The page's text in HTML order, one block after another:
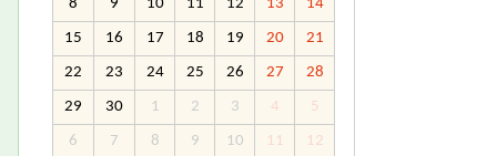
8 9 10 11 12 13 14
15 16 17 18 19 20 21
22 23 24 25 26 27 28
29 30 1 2 3 4 5
6 7 8 9 10 11 12